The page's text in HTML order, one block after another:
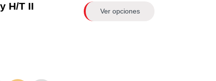
H/T II
Ver opciones